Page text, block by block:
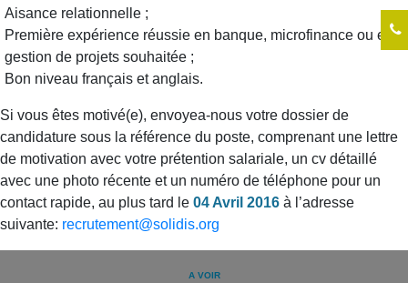
Aisance relationnelle ;
Première expérience réussie en banque, microfinance ou en
gestion de projets souhaitée ;
Bon niveau français et anglais.
Si vous êtes motivé(e), envoyea-nous votre dossier de
candidature sous la référence du poste, comprenant une lettre
de motivation avec votre prétention salariale, un cv détaillé
avec une photo récente et un numéro de téléphone pour un
contact rapide, au plus tard le 04 Avril 2016 à l’adresse
suivante: recrutement@solidis.org
A VOIR